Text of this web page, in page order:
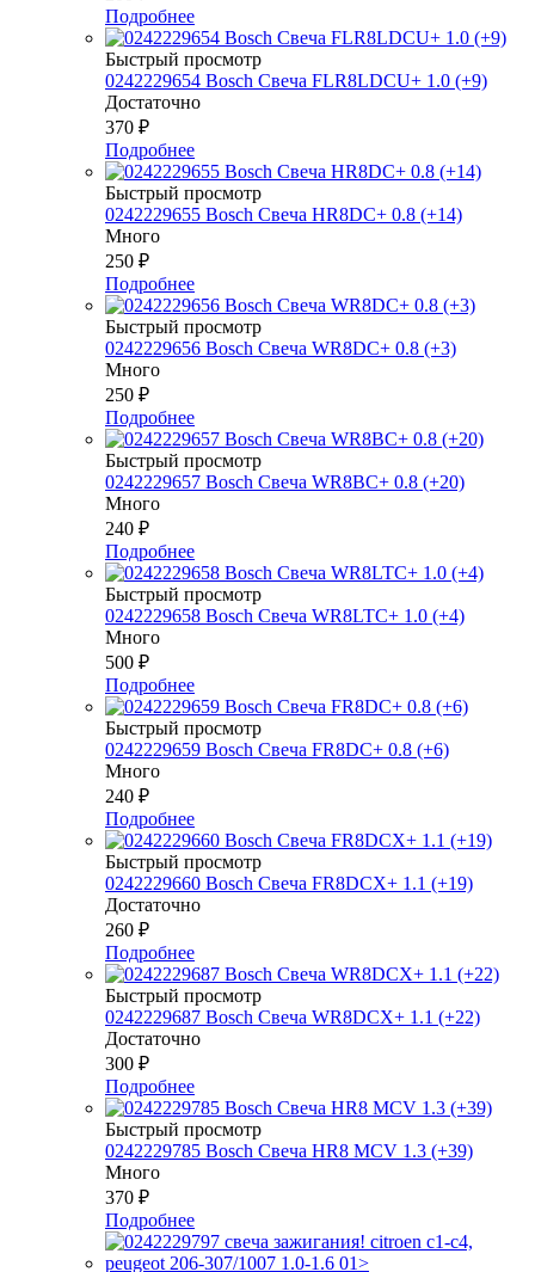
Подробнее
Быстрый просмотр
0242229654 Bosch Свеча FLR8LDCU+ 1.0 (+9)
Достаточно
370 ₽
Подробнее
Быстрый просмотр
0242229655 Bosch Свеча HR8DC+ 0.8 (+14)
Много
250 ₽
Подробнее
Быстрый просмотр
0242229656 Bosch Свеча WR8DC+ 0.8 (+3)
Много
250 ₽
Подробнее
Быстрый просмотр
0242229657 Bosch Свеча WR8BC+ 0.8 (+20)
Много
240 ₽
Подробнее
Быстрый просмотр
0242229658 Bosch Свеча WR8LTC+ 1.0 (+4)
Много
500 ₽
Подробнее
Быстрый просмотр
0242229659 Bosch Свеча FR8DC+ 0.8 (+6)
Много
240 ₽
Подробнее
Быстрый просмотр
0242229660 Bosch Свеча FR8DCX+ 1.1 (+19)
Достаточно
260 ₽
Подробнее
Быстрый просмотр
0242229687 Bosch Свеча WR8DCX+ 1.1 (+22)
Достаточно
300 ₽
Подробнее
Быстрый просмотр
0242229785 Bosch Свеча HR8 MCV 1.3 (+39)
Много
370 ₽
Подробнее